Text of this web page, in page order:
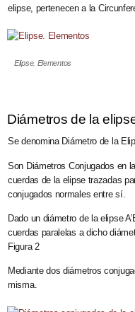
elipse, pertenecen a la
Elipse. Elementos
Diámetros de la
Se denomina Diámetro de la
Son Diámetros Conjugados en
cuerdas de la elipse trazadas
conjugados normales entre sí.
Dado un diámetro de la elipse
cuerdas paralelas a dicho
Figura 2
Mediante dos diámetros
misma.